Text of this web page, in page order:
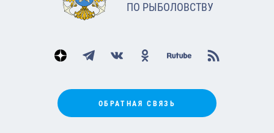
ПО РЫБОЛОВСТВУ
ОБРАТНАЯ СВЯЗЬ